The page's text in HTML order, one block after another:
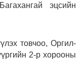
эцсийн
товчоо, Оргил-
2-р хорооны